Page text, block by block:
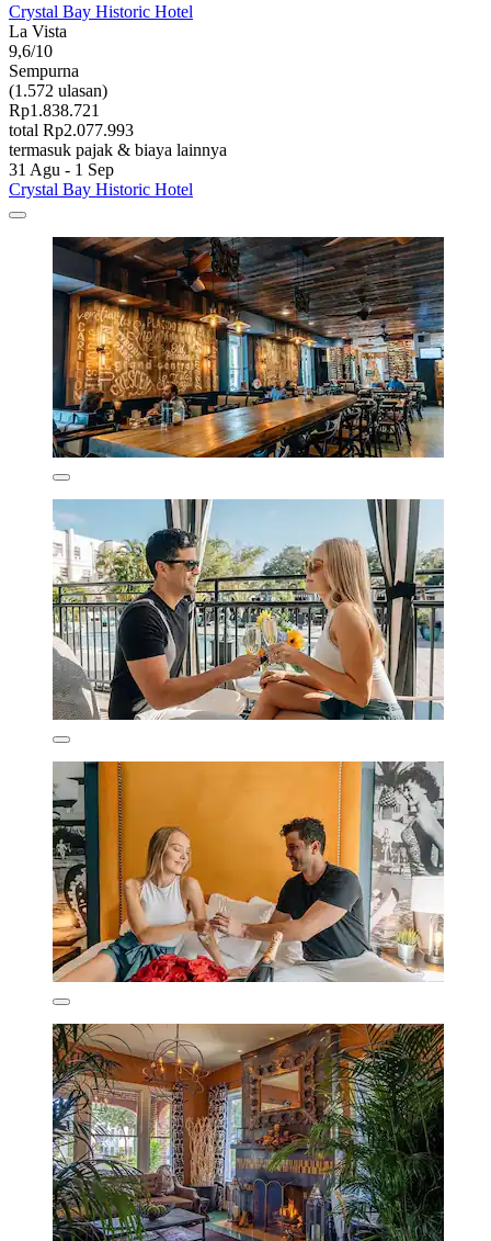
Crystal Bay Historic Hotel
La Vista
9,6/10
Sempurna
(1.572 ulasan)
Rp1.838.721
total Rp2.077.993
termasuk pajak & biaya lainnya
31 Agu - 1 Sep
Crystal Bay Historic Hotel